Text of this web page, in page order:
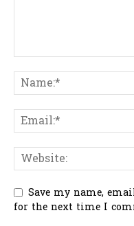
Save my name,
for the next time I